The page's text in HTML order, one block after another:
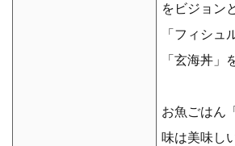
をビジョン
「フィシ
「玄海丼」
お魚ごはん
味は美味し